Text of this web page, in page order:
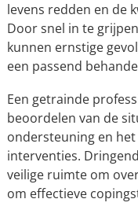
levens redden en de
Door snel in te
kunnen ernstige
een passend
Een getrainde
beoordelen van de
ondersteuning en
interventies.
veilige ruimte om
om effectieve